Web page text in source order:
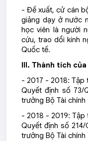
- Đề xuất, cử cán
giảng dạy ở nước
học viên là người
cứu, trao dổi kinh
Quốc tế.
III. Thành tích
- 2017 - 2018: Tập
Quyết định số 73/
trưởng Bộ Tài chính
- 2018 - 2019: Tập
Quyết định số
trưởng Bộ Tài chính